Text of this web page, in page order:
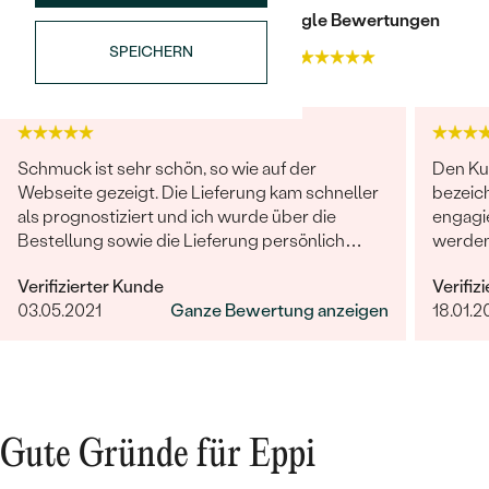
Bestseller
ANSEHEN
SPEICHERN
Trusted shop BewertungenGoogle Bewertungen
Schmuck ist sehr schön, so wie auf der
Webseite gezeigt. Die Lieferung kam schneller
als prognostiziert und ich wurde über die
Bestellung sowie die Lieferung persönlich
Verifizierter Kunde
03.05.2021
Ganze Bewertung anzeigen
Den
Gute Gründe für Eppi